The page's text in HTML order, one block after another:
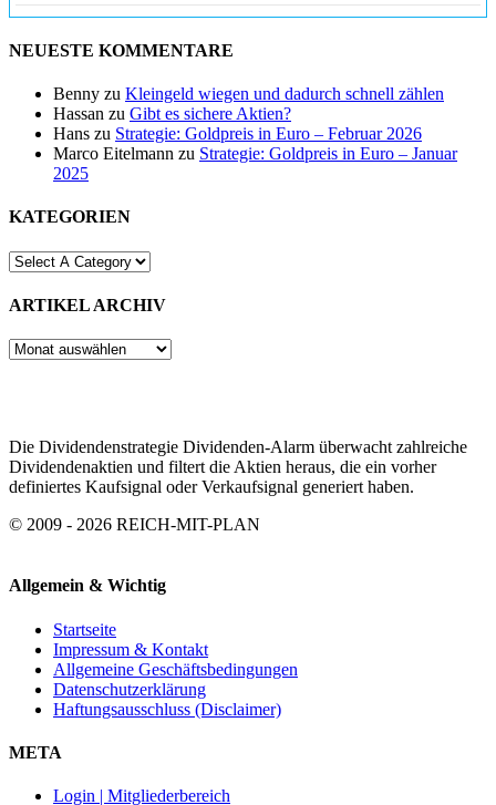
NEUESTE KOMMENTARE
Benny zu Kleingeld wiegen und dadurch schnell zählen
Hassan zu Gibt es sichere Aktien?
Hans zu Strategie: Goldpreis in Euro – Februar 2026
Marco Eitelmann zu Strategie: Goldpreis in Euro – Januar
2025
KATEGORIEN
ARTIKEL ARCHIV
ARTIKEL
Die Dividendenstrategie Dividenden-Alarm überwacht zahlreiche
Dividendenaktien und filtert die Aktien heraus, die ein vorher
definiertes Kaufsignal oder Verkaufsignal generiert haben.
© 2009 - 2026 REICH-MIT-PLAN
Allgemein & Wichtig
Startseite
Impressum & Kontakt
Allgemeine Geschäftsbedingungen
Datenschutzerklärung
Haftungsausschluss (Disclaimer)
META
Login | Mitgliederbereich